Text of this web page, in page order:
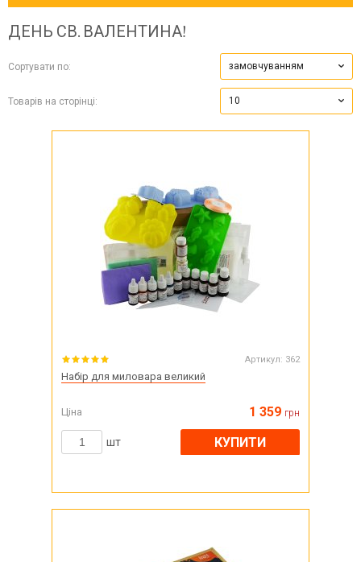
ДЕНЬ СВ. ВАЛЕНТИНА!
Сортувати по: замовчуванням
Товарів на сторінці: 10
Артикул: 362
Набір для миловара великий
Ціна 1 359 грн
шт КУПИТИ